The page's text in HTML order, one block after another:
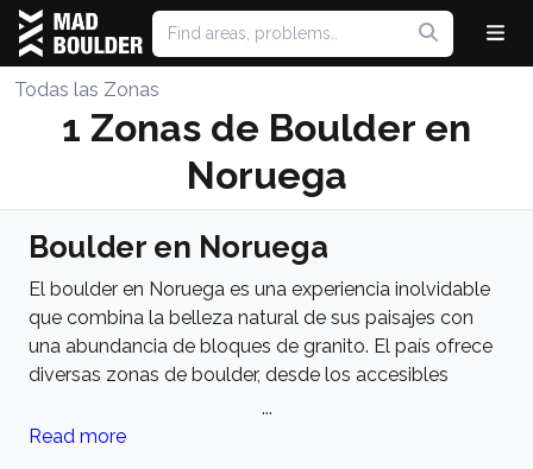
Todas las Zonas
1 Zonas de Boulder en
Noruega
Boulder en Noruega
El boulder en Noruega es una experiencia inolvidable
que combina la belleza natural de sus paisajes con
una abundancia de bloques de granito. El país ofrece
diversas zonas de boulder, desde los accesibles
remotas en el Círculo Ártico. Lofoten, famosa por sus
...
Read more